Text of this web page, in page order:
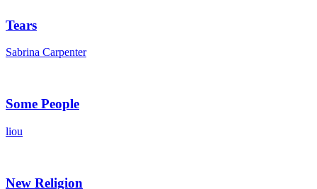
Tears
Sabrina Carpenter
Some People
liou
New Religion